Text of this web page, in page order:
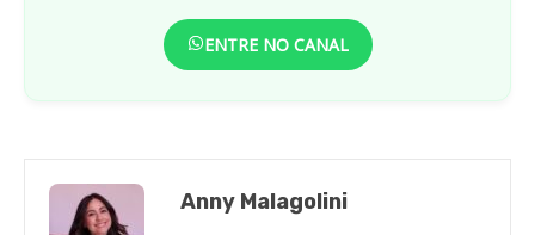
ENTRE NO CANAL
Anny Malagolini